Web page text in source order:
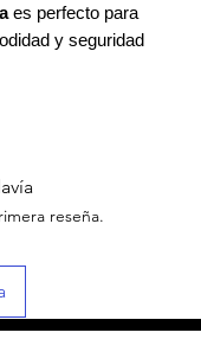
es perfecto para
y seguridad
reseña.